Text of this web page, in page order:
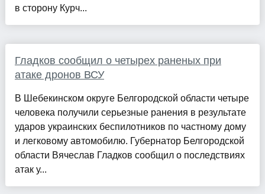
в сторону Курч...
Гладков сообщил о четырех раненых при
атаке дронов ВСУ
В Шебекинском округе Белгородской области четыре
человека получили серьезные ранения в результате
ударов украинских беспилотников по частному дому
и легковому автомобилю. Губернатор Белгородской
области Вячеслав Гладков сообщил о последствиях
атак у...